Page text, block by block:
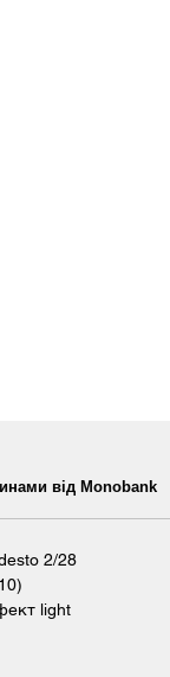
від Monobank
2/28
light